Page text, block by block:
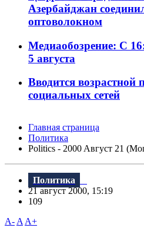
Азербайджан
оптоволокном
Медиаобозрение: С
5 августа
Вводится возрастной
социальных сетей
Главная страница
Политика
Politics - 2000 Aвгуст 21
Политика
21 август 2000, 15:19
109
A- A A+